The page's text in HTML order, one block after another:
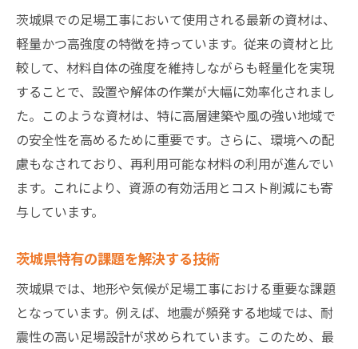
茨城県での足場工事において使用される最新の資材は、
軽量かつ高強度の特徴を持っています。従来の資材と比
較して、材料自体の強度を維持しながらも軽量化を実現
することで、設置や解体の作業が大幅に効率化されまし
た。このような資材は、特に高層建築や風の強い地域で
の安全性を高めるために重要です。さらに、環境への配
慮もなされており、再利用可能な材料の利用が進んでい
ます。これにより、資源の有効活用とコスト削減にも寄
与しています。
茨城県特有の課題を解決する技術
茨城県では、地形や気候が足場工事における重要な課題
となっています。例えば、地震が頻発する地域では、耐
震性の高い足場設計が求められています。このため、最